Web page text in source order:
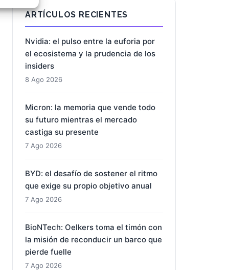
activo ARTÍCULOS RECIENTES
Nvidia: el pulso entre la euforia por
el ecosistema y la prudencia de los
insiders
8 Ago 2026
Micron: la memoria que vende todo
su futuro mientras el mercado
castiga su presente
7 Ago 2026
BYD: el desafío de sostener el ritmo
que exige su propio objetivo anual
7 Ago 2026
BioNTech: Oelkers toma el timón con
la misión de reconducir un barco que
pierde fuelle
7 Ago 2026